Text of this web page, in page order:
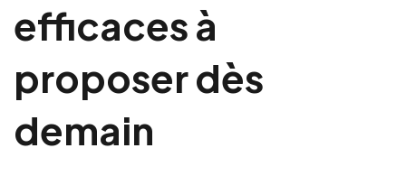
efficaces à
proposer dès
demain